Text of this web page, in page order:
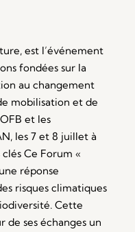
est l’événement
fondées sur la
au changement
mobilisation et de
et les
les 7 et 8 juillet à
Ce Forum «
réponse
risques climatiques
Cette
ses échanges un